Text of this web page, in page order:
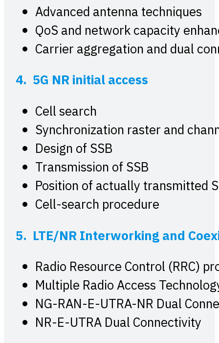
Advanced antenna techniques
QoS and network capacity
Carrier aggregation and dual
4. 5G NR initial access
Cell search
Synchronization raster and
Design of SSB
Transmission of SSB
Position of actually transmitted
Cell-search procedure
5. LTE/NR Interworking and
Radio Resource Control (RRC)
Multiple Radio Access
NG-RAN-E-UTRA-NR Dual
NR-E-UTRA Dual Connectivity